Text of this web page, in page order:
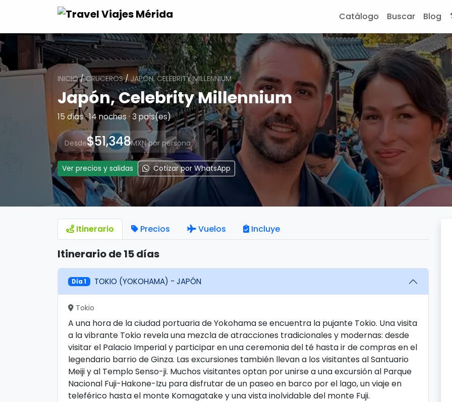
Catálogo Buscar Blog
INICIO/CRUCEROS/JAPÓN, CELEBRITY MILLENNIUM
Japón, Celebrity Millennium
15 días · 14 noches · 3 país(es)
Desde$51,348MXN por persona
Ver precios y salidas Cotizar por WhatsApp
Itinerario Precios Vuelos Incluye
Itinerario de 15 días
Día 1 TOKIO (YOKOHAMA) - JAPÓN
Tokio
A una hora de la ciudad portuaria de Yokohama se encuentra la pujante Tokio. Una visita
a la vibrante Tokio revela una mezcla de atracciones tradicionales y modernas: desde
visitar el Palacio Imperial y participar en una ceremonia del té hasta ir de compras en el
legendario barrio de Ginza. Las excursiones también llevan a los visitantes al Santuario
Meiji y al Templo Senso-ji. Muchos visitantes optan por unirse a una excursión al Parque
Nacional Fuji-Hakone-Izu para disfrutar de un paseo en barco por el lago, un viaje en
teleférico hasta el monte Komagatake y una vista inolvidable del monte Fuji.